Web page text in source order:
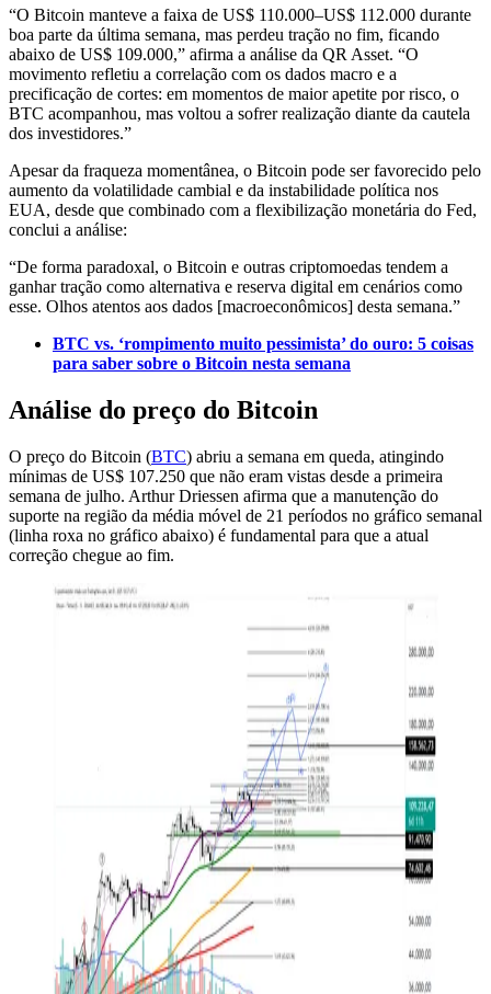
“O Bitcoin manteve a faixa de US$ 110.000–US$ 112.000 durante
boa parte da última semana, mas perdeu tração no fim, ficando
abaixo de US$ 109.000,” afirma a análise da QR Asset. “O
movimento refletiu a correlação com os dados macro e a
precificação de cortes: em momentos de maior apetite por risco, o
BTC acompanhou, mas voltou a sofrer realização diante da cautela
dos investidores.”
Apesar da fraqueza momentânea, o Bitcoin pode ser favorecido pelo
aumento da volatilidade cambial e da instabilidade política nos
EUA, desde que combinado com a flexibilização monetária do Fed,
conclui a análise:
“De forma paradoxal, o Bitcoin e outras criptomoedas tendem a
ganhar tração como alternativa e reserva digital em cenários como
esse. Olhos atentos aos dados [macroeconômicos] desta semana.”
BTC vs. ‘rompimento muito pessimista’ do ouro: 5 coisas
para saber sobre o Bitcoin nesta semana
Análise do preço do Bitcoin
O preço do Bitcoin (BTC) abriu a semana em queda, atingindo
mínimas de US$ 107.250 que não eram vistas desde a primeira
semana de julho. Arthur Driessen afirma que a manutenção do
suporte na região da média móvel de 21 períodos no gráfico semanal
(linha roxa no gráfico abaixo) é fundamental para que a atual
correção chegue ao fim.